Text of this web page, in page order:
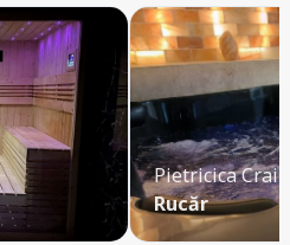
Pietricica
Rucăr